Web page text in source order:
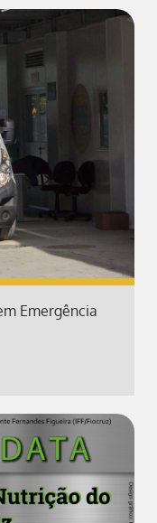
Emergência